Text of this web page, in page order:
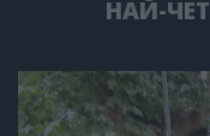
НАЙ-